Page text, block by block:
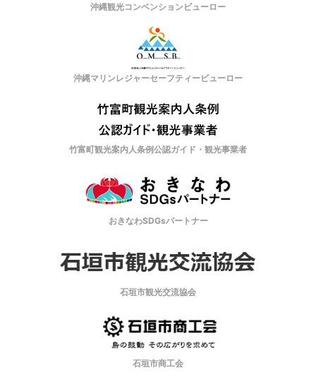
沖縄観光コンベンションビューロー
沖縄マリンレジャーセーフティービューロー
竹富町観光案内人条例公認ガイド・観光事業者
おきなわSDGsパートナー
石垣市観光交流協会
石垣市商工会